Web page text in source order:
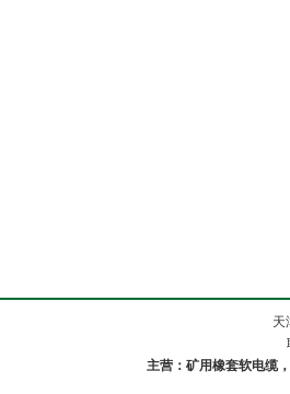
天
主营：矿用橡套软电缆